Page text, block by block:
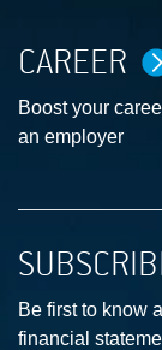
CAREER
Boost your
an employer
Be first to know
financial